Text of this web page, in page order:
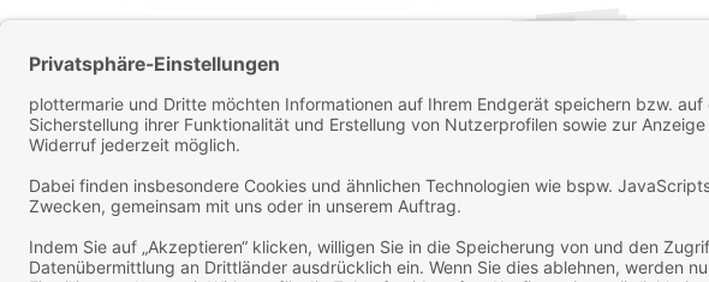
Sublipaper Unifarben
ABONNIEREN
Sie können Ihr Einverständnis
Kontaktinformationen finden Sie u.
Mit der Newsletter Anmeldung,